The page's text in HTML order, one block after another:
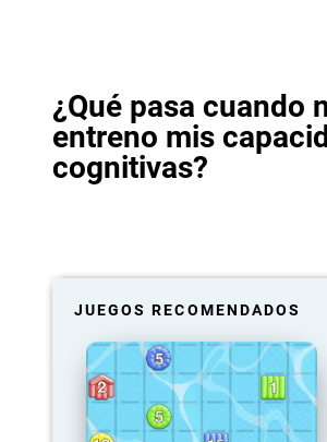
¿Qué pasa cuando
entreno mis
cognitivas?
JUEGOS RECOMENDADOS